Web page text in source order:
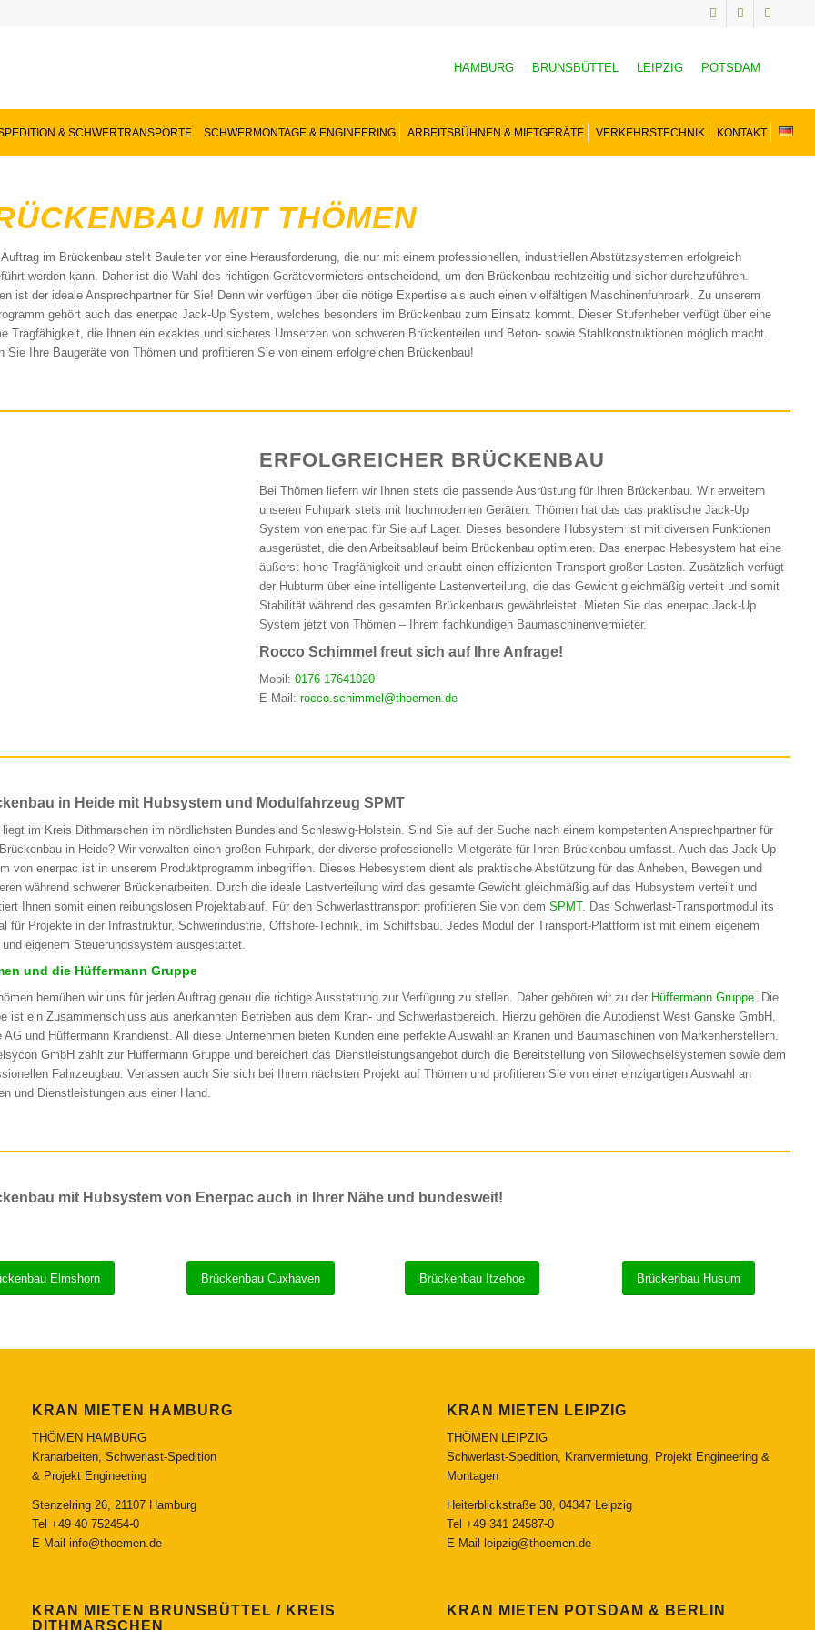
HAMBURG BRUNSBÜTTEL LEIPZIG POTSDAM
& SCHWERTRANSPORTE SCHWERMONTAGE & ENGINEERING ARBEITSBÜHNEN & MIETGERÄTE VERKEHRSTECHNIK KONTAKT
MIT THÖMEN
im Brückenbau stellt Bauleiter vor eine Herausforderung, die nur mit einem professionellen, industriellen Abstützsystemen erfolgreich
werden kann. Daher ist die Wahl des richtigen Gerätevermieters entscheidend, um den Brückenbau rechtzeitig und sicher durchzuführen.
ist der ideale Ansprechpartner für Sie! Denn wir verfügen über die nötige Expertise als auch einen vielfältigen Maschinenfuhrpark. Zu unserem
gehört auch das enerpac Jack-Up System, welches besonders im Brückenbau zum Einsatz kommt. Dieser Stufenheber verfügt über eine
Tragfähigkeit, die Ihnen ein exaktes und sicheres Umsetzen von schweren Brückenteilen und Beton- sowie Stahlkonstruktionen möglich macht.
Sie Ihre Baugeräte von Thömen und profitieren Sie von einem erfolgreichen Brückenbau!
ERFOLGREICHER BRÜCKENBAU
Bei Thömen liefern wir Ihnen stets die passende Ausrüstung für Ihren Brückenbau. Wir erweitern
unseren Fuhrpark stets mit hochmodernen Geräten. Thömen hat das das praktische Jack-Up
System von enerpac für Sie auf Lager. Dieses besondere Hubsystem ist mit diversen Funktionen
ausgerüstet, die den Arbeitsablauf beim Brückenbau optimieren. Das enerpac Hebesystem hat eine
äußerst hohe Tragfähigkeit und erlaubt einen effizienten Transport großer Lasten. Zusätzlich verfügt
der Hubturm über eine intelligente Lastenverteilung, die das Gewicht gleichmäßig verteilt und somit
Stabilität während des gesamten Brückenbaus gewährleistet. Mieten Sie das enerpac Jack-Up
System jetzt von Thömen – Ihrem fachkundigen Baumaschinenvermieter.
Rocco Schimmel freut sich auf Ihre Anfrage!
Mobil:0176 17641020
E-Mail:rocco.schimmel@thoemen.de
in Heide mit Hubsystem und Modulfahrzeug SPMT
liegt im Kreis Dithmarschen im nördlichsten Bundesland Schleswig-Holstein. Sind Sie auf der Suche nach einem kompetenten Ansprechpartner für
in Heide? Wir verwalten einen großen Fuhrpark, der diverse professionelle Mietgeräte für Ihren Brückenbau umfasst. Auch das Jack-Up
von enerpac ist in unserem Produktprogramm inbegriffen. Dieses Hebesystem dient als praktische Abstützung für das Anheben, Bewegen und
während schwerer Brückenarbeiten. Durch die ideale Lastverteilung wird das gesamte Gewicht gleichmäßig auf das Hubsystem verteilt und
Ihnen somit einen reibungslosen Projektablauf. Für den Schwerlasttransport profitieren Sie von dem SPMT. Das Schwerlast-Transportmodul its
für Projekte in der Infrastruktur, Schwerindustrie, Offshore-Technik, im Schiffsbau. Jedes Modul der Transport-Plattform ist mit einem eigenem
und eigenem Steuerungssystem ausgestattet.
und die Hüffermann Gruppe
bemühen wir uns für jeden Auftrag genau die richtige Ausstattung zur Verfügung zu stellen. Daher gehören wir zu der Hüffermann Gruppe. Die
ist ein Zusammenschluss aus anerkannten Betrieben aus dem Kran- und Schwerlastbereich. Hierzu gehören die Autodienst West Ganske GmbH,
AG und Hüffermann Krandienst. All diese Unternehmen bieten Kunden eine perfekte Auswahl an Kranen und Baumaschinen von Markenherstellern.
GmbH zählt zur Hüffermann Gruppe und bereichert das Dienstleistungsangebot durch die Bereitstellung von Silowechselsystemen sowie dem
Fahrzeugbau. Verlassen auch Sie sich bei Ihrem nächsten Projekt auf Thömen und profitieren Sie von einer einzigartigen Auswahl an
und Dienstleistungen aus einer Hand.
mit Hubsystem von Enerpac auch in Ihrer Nähe und bundesweit!
Elmshorn Brückenbau Cuxhaven Brückenbau Itzehoe Brückenbau Husum
KRAN MIETEN HAMBURG
THÖMEN HAMBURG
Kranarbeiten, Schwerlast-Spedition
& Projekt Engineering
Stenzelring 26, 21107 Hamburg
Tel +49 40 752454-0
E-Mail info@thoemen.de
KRAN MIETEN BRUNSBÜTTEL / KREIS
DITHMARSCHEN
KRAN MIETEN LEIPZIG
THÖMEN LEIPZIG
Schwerlast-Spedition, Kranvermietung, Projekt Engineering &
Montagen
Heiterblickstraße 30, 04347 Leipzig
Tel +49 341 24587-0
E-Mail
leipzig@thoemen.de
KRAN MIETEN POTSDAM & BERLIN